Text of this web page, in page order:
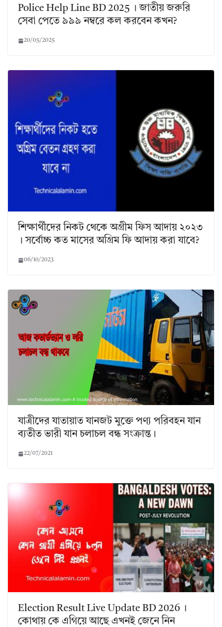
Police Help Line BD 2025 । জাতীয় জরুরি
সেবা পেতে ৯৯৯ নম্বরে কল করবেন কখন?
20/05/2025
শিক্ষার্থীদের নিকট থেকে অগ্রীম ফিস আদায় ২০২৩
। সর্বোচ্চ কত মাসের অগ্রিম ফি আদায় করা যাবে?
06/10/2023
যাত্রীদের যাতায়াত যানজট মুক্তে পণ্য পরিবহন যান
ব্যতীত ভারী যান চলাচল বন্ধ সংক্রান্ত।
22/07/2021
Election Result Live Update BD 2026 ।
কোথায় কে এগিয়ে আছে এখনই জেনে নিন